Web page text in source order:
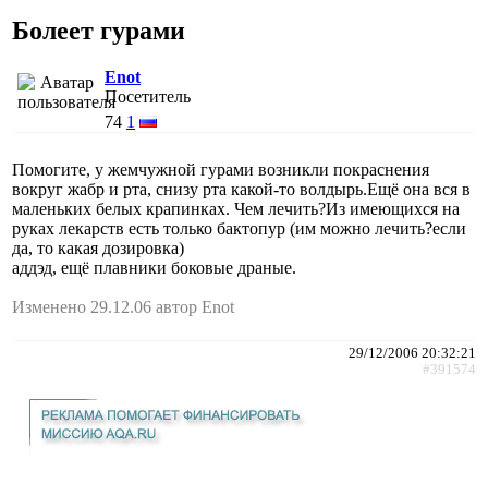
Болеет гурами
Enot
Посетитель
74 1
Помогите, у жемчужной гурами возникли покраснения
вокруг жабр и рта, снизу рта какой-то волдырь.Ещё она вся в
маленьких белых крапинках. Чем лечить?Из имеющихся на
руках лекарств есть только бактопур (им можно лечить?если
да, то какая дозировка)
аддэд, ещё плавники боковые драные.
Изменено 29.12.06 автор Enot
29/12/2006 20:32:21
#391574